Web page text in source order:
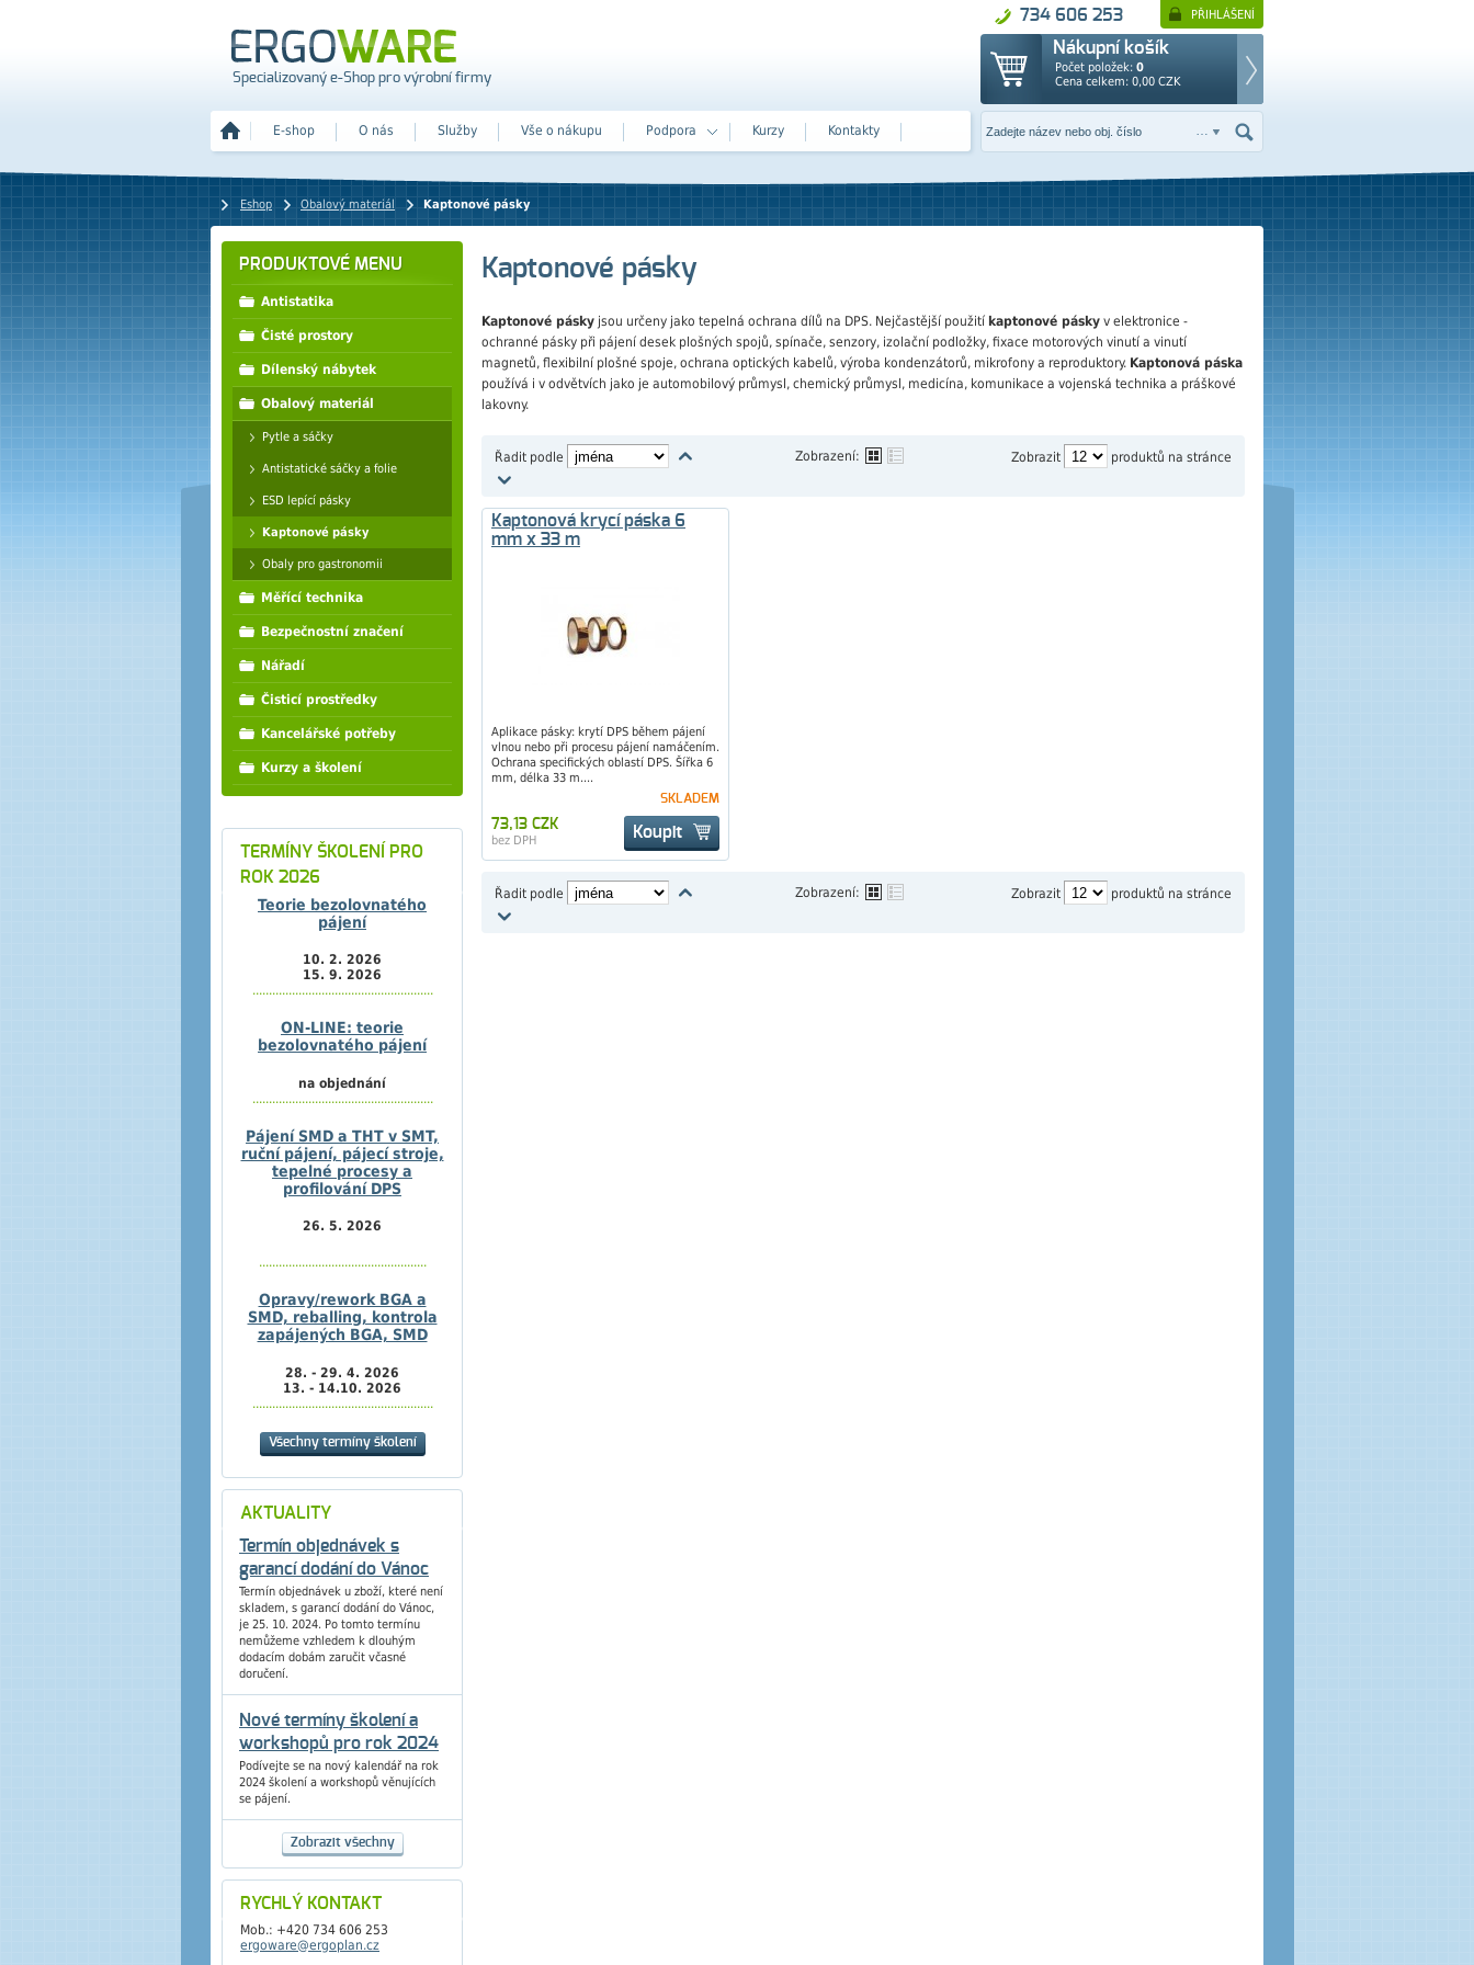
Specializovaný e-Shop pro výrobní firmy
Nákupní košík
Počet položek: 0
Cena celkem: 0,00 CZK
PŘIHLÁŠENÍ
734 606 253
E-shop O nás Služby Vše o nákupu Podpora Kurzy Kontakty
Eshop Obalový materiál Kaptonové pásky
Kaptonové pásky
Kaptonové pásky jsou určeny jako tepelná ochrana dílů na DPS. Nejčastější použití kaptonové pásky v elektronice -
ochranné pásky při pájení desek plošných spojů, spínače, senzory, izolační podložky, fixace motorových vinutí a vinutí
magnetů, flexibilní plošné spoje, ochrana optických kabelů, výroba kondenzátorů, mikrofony a reproduktory. Kaptonová páska
používá i v odvětvích jako je automobilový průmysl, chemický průmysl, medicína, komunikace a vojenská technika a práškové
lakovny.
Řadit podle Zobrazení: Zobrazit produktů na stránce
Kaptonová krycí páska 6
mm x 33 m
Aplikace pásky: krytí DPS během pájení
vlnou nebo při procesu pájení namáčením.
Ochrana specifických oblastí DPS. Šířka 6
mm, délka 33 m....
Koupit
SKLADEM
73,13 CZK
bez DPH
Řadit podle Zobrazení: Zobrazit produktů na stránce
PRODUKTOVÉ MENU
Antistatika
Čisté prostory
Dílenský nábytek
Obalový materiál
Pytle a sáčky
Antistatické sáčky a folie
ESD lepící pásky
Kaptonové pásky
Obaly pro gastronomii
Měřící technika
Bezpečnostní značení
Nářadí
Čisticí prostředky
Kancelářské potřeby
Kurzy a školení
TERMÍNY ŠKOLENÍ PRO
ROK 2026
Teorie bezolovnatého
pájení
10. 2. 2026
15. 9. 2026
.......................................................
ON-LINE: teorie
bezolovnatého pájení
na objednání
.......................................................
Pájení SMD a THT v SMT,
ruční pájení, pájecí stroje,
tepelné procesy a
profilování DPS
26. 5. 2026
...................................................
Opravy/rework BGA a
SMD, reballing, kontrola
zapájených BGA, SMD
28. - 29. 4. 2026
13. - 14.10. 2026
.......................................................
Všechny termíny školení
AKTUALITY
Termín objednávek s
garancí dodání do Vánoc
Termín objednávek u zboží, které není
skladem, s garancí dodání do Vánoc,
je 25. 10. 2024. Po tomto termínu
nemůžeme vzhledem k dlouhým
dodacím dobám zaručit včasné
doručení.
Nové termíny školení a
workshopů pro rok 2024
Podívejte se na nový kalendář na rok
2024 školení a workshopů věnujících
se pájení.
Zobrazit všechny
RYCHLÝ KONTAKT
Mob.: +420 734 606 253
ergoware@ergoplan.cz